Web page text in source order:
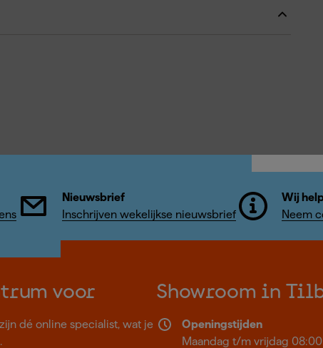
Nieuwsbrief
Inschrijven wekelijkse nieuwsbrief
Wij
Neem
voor
dé online specialist, wat je
Showroom in
Openingstijden
Maandag t/m vrijdag